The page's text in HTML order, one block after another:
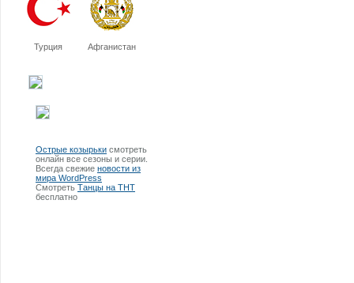
Турция Афганистан
Острые козырьки смотреть
онлайн все сезоны и серии.
Всегда свежие новости из
мира WordPress
Смотреть Танцы на ТНТ
бесплатно